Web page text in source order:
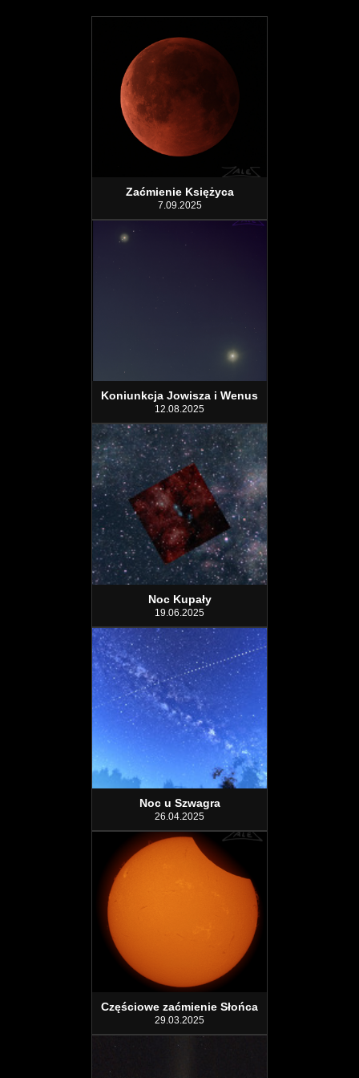
Zaćmienie Księżyca
7.09.2025
Koniunkcja Jowisza i Wenus
12.08.2025
Noc Kupały
19.06.2025
Noc u Szwagra
26.04.2025
Częściowe zaćmienie Słońca
29.03.2025